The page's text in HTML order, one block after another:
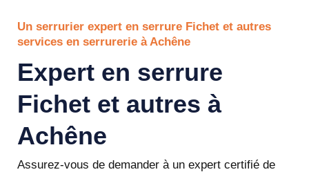
Un serrurier expert en serrure Fichet et autres
services en serrurerie à Achêne
Expert en serrure
Fichet et autres à
Achêne
Assurez-vous de demander à un expert certifié de